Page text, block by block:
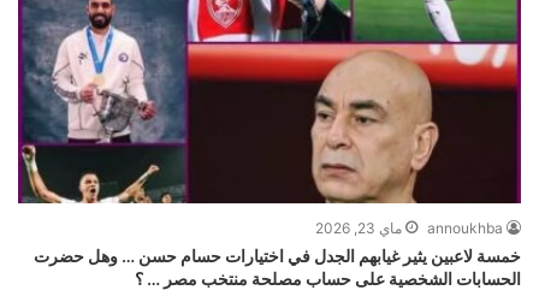
annoukhba ماي 23, 2026
خمسة لاعبين يثير غيابهم الجدل في اختيارات حسام حسن … وهل حضرت
الحسابات الشخصية على حساب مصلحة منتخب مصر … ؟